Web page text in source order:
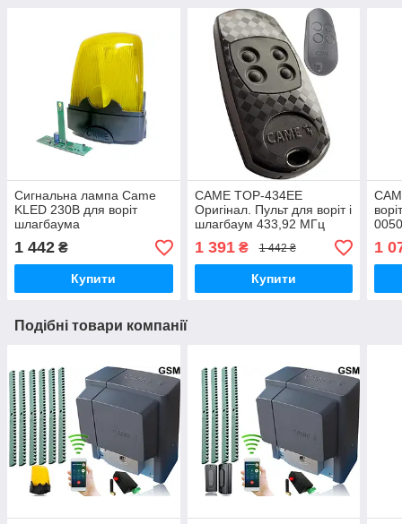
Сигнальна лампа Came
KLED 230В для воріт
шлагбаума
1 442 ₴
Купити
CAME TOP-434EE
Оригінал. Пульт для воріт і
шлагбаум 433,92 МГц
1 391₴ 1 442 ₴
Купити
1
Подібні товари компанії